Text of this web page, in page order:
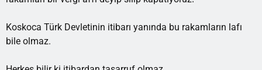
Koskoca Türk Devletinin itibarı yanında bu rakamların lafı
bile olmaz.